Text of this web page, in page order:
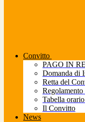
Convitto
PAGO IN
Domanda di
Retta del
Tabella
Il Convitto
News